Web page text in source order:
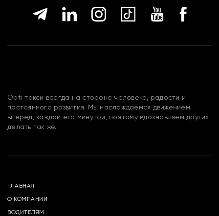
Opti такси всегда на стороне человека, радости и
постоянного развития. Мы наслаждаемся движением
вперед, каждой его минутой, поэтому вдохновляем других
делать так же.
ГЛАВНАЯ
О КОМПАНИИ
ВОДИТЕЛЯМ